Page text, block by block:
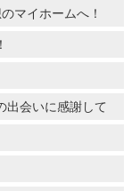
マイホームへ！
出会いに感謝して